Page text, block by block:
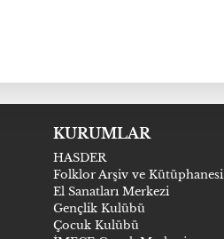
KURUMLAR
HASDER
Folklor Arşiv ve Kütüphanesi
El Sanatları Merkezi
Gençlik Kulübü
Çocuk Kulübü